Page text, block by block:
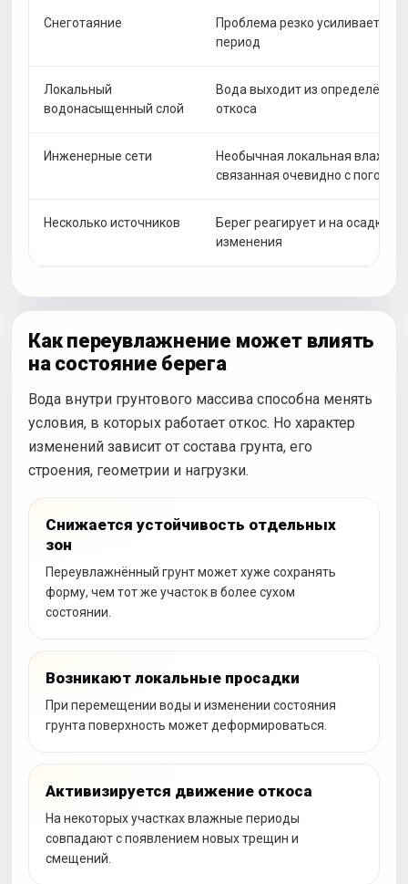
Снеготаяние
Проблема резко усиливается в
период
Локальный
водонасыщенный слой
Вода выходит из
откоса
Инженерные сети
Необычная локальная
связанная очевидно с погодой
Несколько источников
Берег реагирует и на осадки, и
изменения
Как переувлажнение может влиять
на состояние берега
Вода внутри грунтового массива способна менять
условия, в которых работает откос. Но характер
изменений зависит от состава грунта, его
строения, геометрии и нагрузки.
Снижается устойчивость отдельных
зон
Переувлажнённый грунт может хуже сохранять
форму, чем тот же участок в более сухом
состоянии.
Возникают локальные просадки
При перемещении воды и изменении состояния
грунта поверхность может деформироваться.
Активизируется движение откоса
На некоторых участках влажные периоды
совпадают с появлением новых трещин и
смещений.